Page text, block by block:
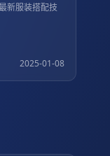
新服装搭配技
2025-01-08